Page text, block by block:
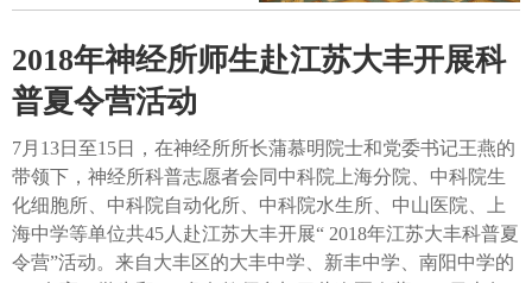
2018年神经所师生赴江苏大丰开展科
普夏令营活动
7月13日至15日，在神经所所长蒲慕明院士和党委书记王燕的
带领下，神经所科普志愿者会同中科院上海分院、中科院生
化细胞所、中科院自动化所、中科院水生所、中山医院、上
海中学等单位共45人赴江苏大丰开展“ 2018年江苏大丰科普夏
令营”活动。来自大丰区的大丰中学、新丰中学、南阳中学的